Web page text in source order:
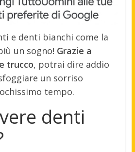
e denti bianchi come la
un sogno! Grazie a
trucco, potrai dire addio
un sorriso
tempo.
denti